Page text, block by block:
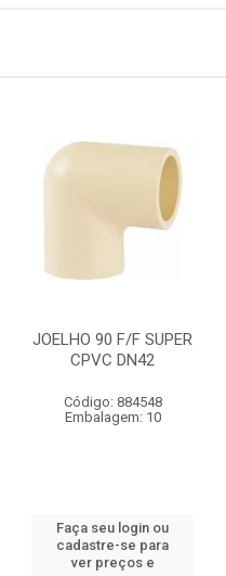
JOELHO 90 F/F SUPER
CPVC DN42
Código: 884548
Embalagem: 10
Faça seu login ou
cadastre-se para
ver preços e